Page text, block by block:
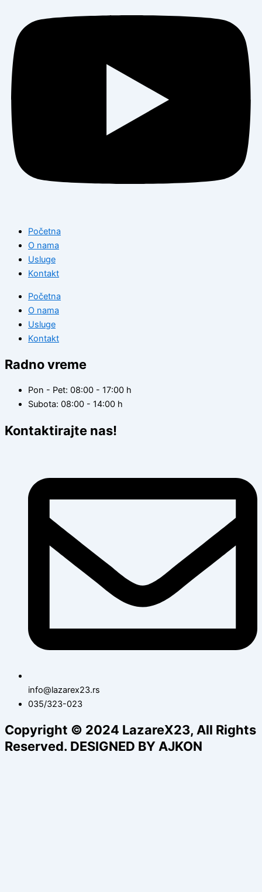
Početna
O nama
Usluge
Kontakt
Početna
O nama
Usluge
Kontakt
Radno vreme
Pon - Pet: 08:00 - 17:00 h
Subota: 08:00 - 14:00 h
Kontaktirajte nas!
info@lazarex23.rs
035/323-023
Copyright © 2024 LazareX23, All Rights
Reserved. DESIGNED BY AJKON